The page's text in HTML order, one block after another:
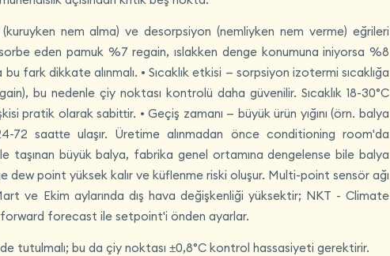
nem alma) ve desorpsiyon (nemliyken nem verme) eğrileri
eden pamuk %7 regain, ıslakken denge konumuna iniyorsa %8
fark dikkate alınmalı. • Sıcaklık etkisi — sorpsiyon izotermi sıcaklığa
bu nedenle çiy noktası kontrolü daha güvenilir. Sıcaklık 18-30°C
pratik olarak sabittir. • Geçiş zamanı — büyük ürün yığını (örn. balya
72 saatte ulaşır. Üretime alınmadan önce conditioning room'da
taşınan büyük balya, fabrika genel ortamına dengelense bile balya
dew point yüksek kalır ve küflenme riski oluşur. Multi-point sensör ağı
ve Ekim aylarında dış hava değişkenliği yüksektir; NKT - Climate
forecast ile setpoint'i önden ayarlar.
tutulmalı; bu da çiy noktası ±0,8°C kontrol hassasiyeti gerektirir.